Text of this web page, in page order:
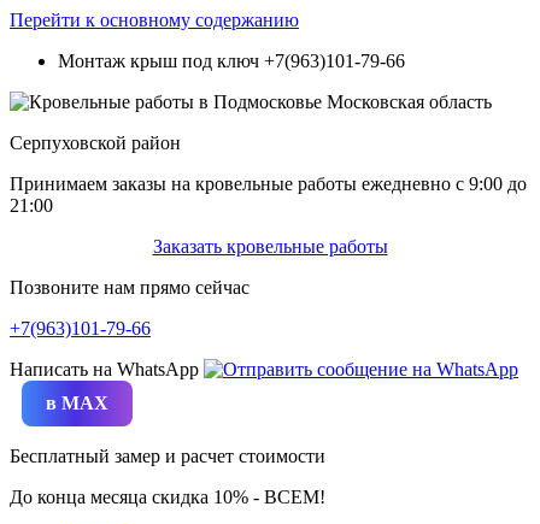
Перейти к основному содержанию
Монтаж крыш под ключ +7(963)101-79-66
Серпуховской район
Принимаем заказы на кровельные работы ежедневно c 9:00 до
21:00
Заказать кровельные работы
Позвоните нам прямо сейчас
+7(963)101-79-66
Написать на WhatsApp
в MAX
Бесплатный замер и расчет стоимости
До конца месяца скидка 10% - ВСЕМ!